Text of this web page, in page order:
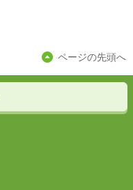
ページの先頭へ